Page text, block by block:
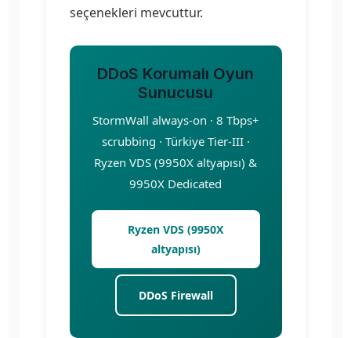
seçenekleri mevcuttur.
DDoS Korumalı Oyun
Sunucusu
StormWall always-on · 8 Tbps+
scrubbing · Türkiye Tier-III ·
Ryzen VDS (9950X altyapısı) &
9950X Dedicated
Ryzen VDS (9950X
altyapısı)
DDoS Firewall